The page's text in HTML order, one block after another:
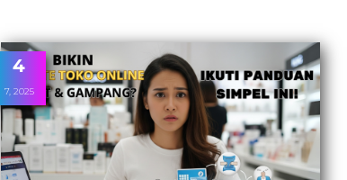
4
7, 2025